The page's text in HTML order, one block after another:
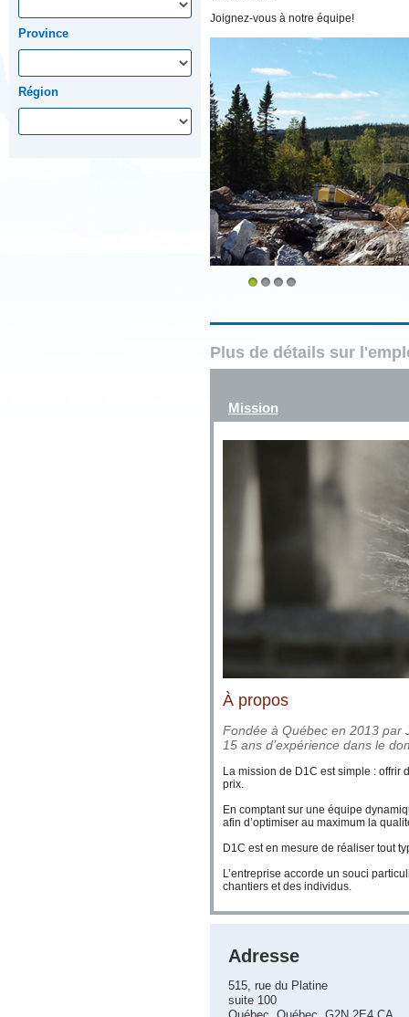
Province
Région
Joignez-vous à notre équipe!
Plus de détails sur
Mission
À propos
Fondée à Québec en 2013 par
15 ans d’expérience dans le
La mission de D1C est simple :
prix.
En comptant sur une équipe
afin d’optimiser au maximum la
D1C est en mesure de réaliser tout
L’entreprise accorde un souci
chantiers et des individus.
Adresse
515, rue du Platine
suite 100